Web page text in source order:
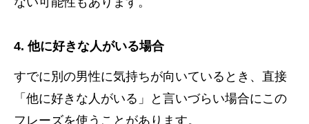
4. 他に好きな人がいる場合
すでに別の男性に気持ちが向いているとき、直接
「他に好きな人がいる」と言いづらい場合にこの
フレーズを使うことがあります。